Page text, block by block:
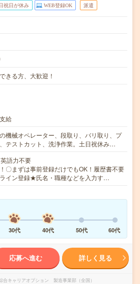
祝日が休み WEB登録OK 派遣
きる方、大歓迎！
給
機械オペレーター、段取り、バリ取り、プ
テストカット、洗浄作業。土日祝休み…
語力不要
〇まずは事前登録だけでもOK！履歴書不要
イン登録★氏名・職種などを入力す…
30代 40代 50代 60代
応募へ進む 詳しく見る
合キャリアオプション 製造事業部（全国）